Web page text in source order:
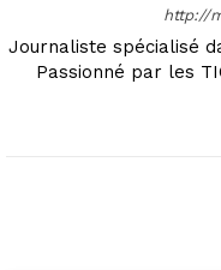
http://
Journaliste spécialisé
Passionné par les